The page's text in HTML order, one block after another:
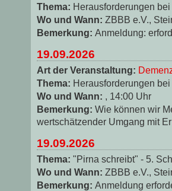
Thema: Herausforderungen
Wo und Wann: ZBBB e.V.,
Bemerkung: Anmeldung:
19.09.2026
Art der Veranstaltung:
Thema: Herausforderungen
Wo und Wann:
, 14:00 Uhr
Bemerkung: Wie können wir
wertschätzender Umgang mit
19.09.2026
Thema: "Pirna schreibt" - 5.
Wo und Wann: ZBBB e.V.,
Bemerkung: Anmeldung